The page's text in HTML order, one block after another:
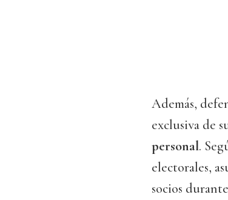
Además,
exclusiva de
personal.
electorales,
socios